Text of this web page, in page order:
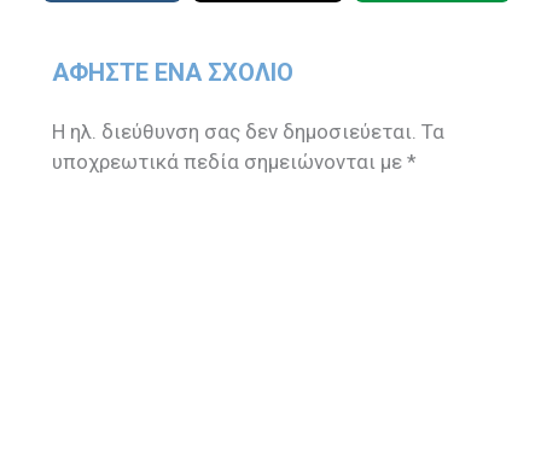
ΑΦΉΣΤΕ ΈΝΑ ΣΧΌΛΙΟ
Η ηλ. διεύθυνση σας δεν δημοσιεύεται. Τα
υποχρεωτικά πεδία σημειώνονται με*